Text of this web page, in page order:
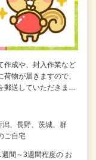
作成や、封入作業など
物が届きますので、
郵送していただきま…
潟、長野、茨城、群
ご自宅
間～3週間程度の お